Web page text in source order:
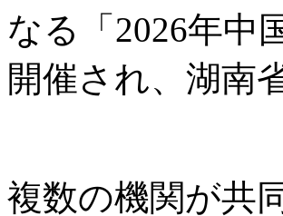
なる「2026年中
開催され、湖南
複数の機関が共